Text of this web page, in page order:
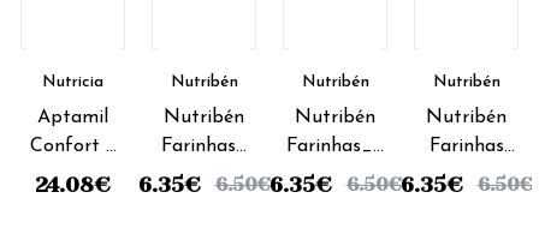
Nutricia
Aptamil
Confort 2
Leite
24.08€
Nutribén
Nutribén
Farinhas_
8 Cereais
6.35€ 6.50€
Nutribén
Nutribén
Farinhas_8
Cereais &
6.35€ 6.50€
Nutribén
Nutribén
Farinhas
Crescimento
6.35€ 6.50€